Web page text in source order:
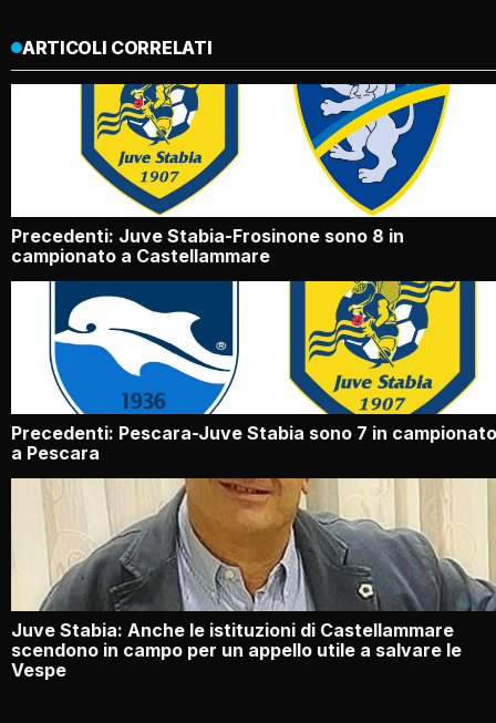
ARTICOLI CORRELATI
Precedenti: Juve Stabia-Frosinone sono 8 in
campionato a Castellammare
Precedenti: Pescara-Juve Stabia sono 7 in campionato
a Pescara
Juve Stabia: Anche le istituzioni di Castellammare
scendono in campo per un appello utile a salvare le
Vespe